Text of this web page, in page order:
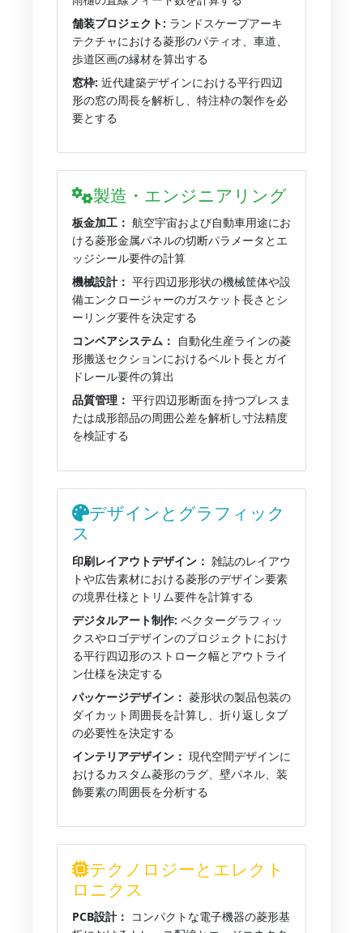
舗装プロジェクト: ランドスケープアーキ
テクチャにおける菱形のパティオ、車道、
歩道区画の縁材を算出する
窓枠: 近代建築デザインにおける平行四辺
形の窓の周長を解析し、特注枠の製作を必
要とする
製造・エンジニアリング
板金加工： 航空宇宙および自動車用途にお
ける菱形金属パネルの切断パラメータとエ
ッジシール要件の計算
機械設計： 平行四辺形形状の機械筐体や設
備エンクロージャーのガスケット長さとシ
ーリング要件を決定する
コンベアシステム： 自動化生産ラインの菱
形搬送セクションにおけるベルト長とガイ
ドレール要件の算出
品質管理： 平行四辺形断面を持つプレスま
たは成形部品の周囲公差を解析し寸法精度
を検証する
デザインとグラフィック
ス
印刷レイアウトデザイン： 雑誌のレイアウ
トや広告素材における菱形のデザイン要素
の境界仕様とトリム要件を計算する
デジタルアート制作: ベクターグラフィッ
クスやロゴデザインのプロジェクトにおけ
る平行四辺形のストローク幅とアウトライ
ン仕様を決定する
パッケージデザイン： 菱形状の製品包装の
ダイカット周囲長を計算し、折り返しタブ
の必要性を決定する
インテリアデザイン： 現代空間デザインに
おけるカスタム菱形のラグ、壁パネル、装
飾要素の周囲長を分析する
テクノロジーとエレクト
ロニクス
PCB設計： コンパクトな電子機器の菱形基